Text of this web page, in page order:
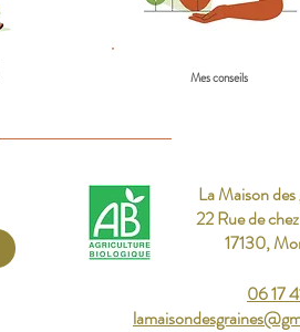
Mes conseils
La Maison
22 Rue de
17130,
06 17